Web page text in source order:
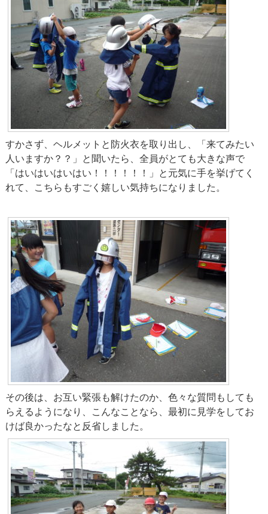
すかさず、ヘルメットと防火衣を取り出し、「来てみたい
人いますか？？」と聞いたら、全員がとても大きな声で
「はいはいはいはい！！！！！！」と元気に手を挙げてく
れて、こちらもすごく嬉しい気持ちになりました。
その後は、お互い緊張も解けたのか、色々な質問もしても
らえるようになり、こんなことなら、最初に見学をしてお
けば良かったなと反省しました。